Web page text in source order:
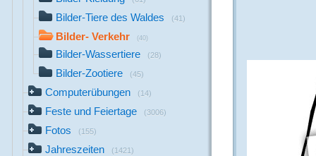
Bilder-Tiere des Waldes (41)
Bilder- Verkehr (40)
Bilder-Wassertiere (28)
Bilder-Zootiere (45)
Computerübungen (14)
Feste und Feiertage (3006)
Fotos (155)
Jahreszeiten (1421)